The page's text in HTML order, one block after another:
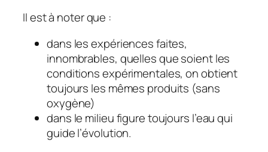
Il est à noter que :
dans les expériences faites,
innombrables, quelles que soient les
conditions expérimentales, on obtient
toujours les mêmes produits (sans
oxygène)
dans le milieu figure toujours l’eau qui
guide l’évolution.